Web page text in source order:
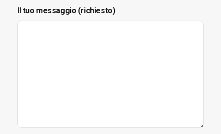
Il tuo messaggio (richiesto)